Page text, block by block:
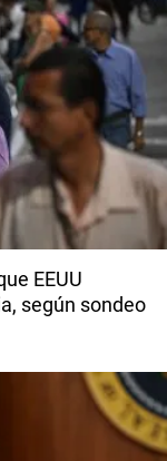
EEUU
según sondeo